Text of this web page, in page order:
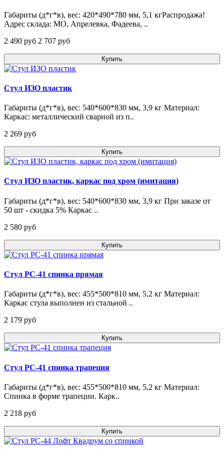
Габариты (д*г*в), вес: 420*490*780 мм, 5,1 кгРаспродажа!
Адрес склада: МО, Апрелевка, Фадеева, ..
2 490 pуб 2 707 pуб
Купить
Стул ИЗО пластик
Габариты (д*г*в), вес: 540*600*830 мм, 3,9 кг Материал:
Каркас: металлический сварной из п..
2 269 pуб
Купить
Стул ИЗО пластик, каркас под хром (имитация)
Габариты (д*г*в), вес: 540*600*830 мм, 3,9 кг При заказе от
50 шт - скидка 5% Каркас ..
2 580 pуб
Купить
Стул РС-41 спинка прямая
Габариты (д*г*в), вес: 455*500*810 мм, 5,2 кг Материал:
Каркас стула выполнен из стальной ..
2 179 pуб
Купить
Стул РС-41 спинка трапеция
Габариты (д*г*в), вес: 455*500*810 мм, 5,2 кг Материал:
Спинка в форме трапеции. Карк..
2 218 pуб
Купить